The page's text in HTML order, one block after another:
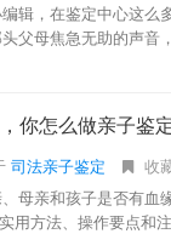
辑，在鉴定中心这
父母焦急无助的声
你怎么做亲子鉴
司法亲子鉴定
收
母亲和孩子是否有
用方法、操作要点和